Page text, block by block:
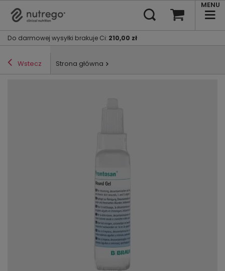
Do darmowej wysyłki brakuje Ci: 210,00 zł
MENU
Wstecz Strona główna